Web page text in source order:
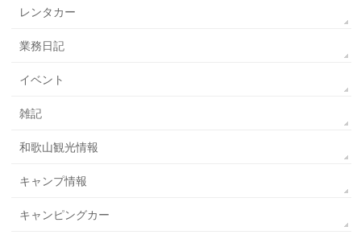
レンタカー
業務日記
イベント
雑記
和歌山観光情報
キャンプ情報
キャンピングカー